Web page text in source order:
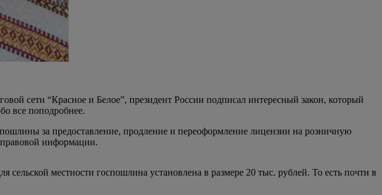
сети “Красное и Белое”, президент России подписал интересный закон, который
все поподробнее.
за предоставление, продление и переоформление лицензии на розничную
информации.
местности госпошлина установлена в размере 20 тыс. рублей. То есть почти в